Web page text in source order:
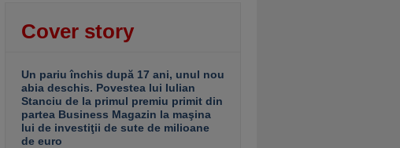
Cover story
Un pariu închis după 17 ani, unul nou
abia deschis. Povestea lui Iulian
Stanciu de la primul premiu primit din
partea Business Magazin la maşina
lui de investiţii de sute de milioane
de euro